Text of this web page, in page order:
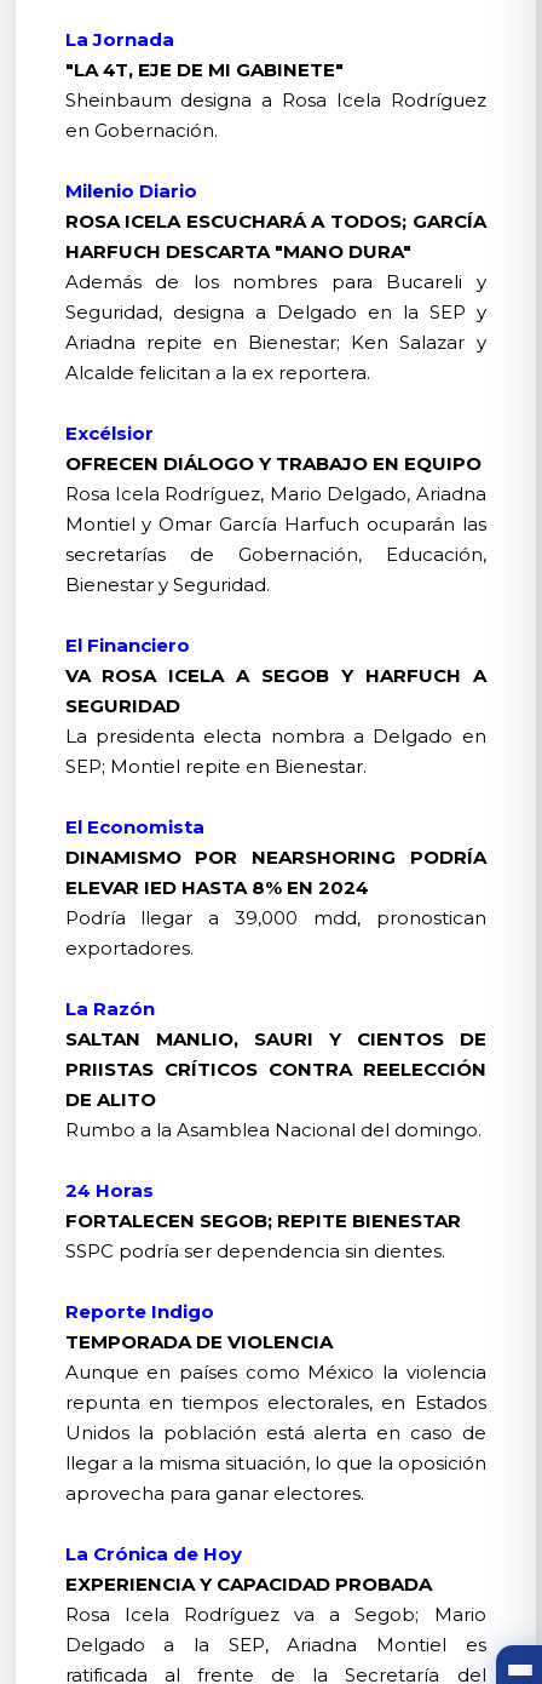
La Jornada
"LA 4T, EJE DE MI GABINETE"
Sheinbaum designa a Rosa Icela Rodríguez
en Gobernación.
Milenio Diario
ROSA ICELA ESCUCHARÁ A TODOS; GARCÍA
HARFUCH DESCARTA "MANO DURA"
Además de los nombres para Bucareli y
Seguridad, designa a Delgado en la SEP y
Ariadna repite en Bienestar; Ken Salazar y
Alcalde felicitan a la ex reportera.
Excélsior
OFRECEN DIÁLOGO Y TRABAJO EN EQUIPO
Rosa Icela Rodríguez, Mario Delgado, Ariadna
Montiel y Omar García Harfuch ocuparán las
secretarías de Gobernación, Educación,
Bienestar y Seguridad.
El Financiero
VA ROSA ICELA A SEGOB Y HARFUCH A
SEGURIDAD
La presidenta electa nombra a Delgado en
SEP; Montiel repite en Bienestar.
El Economista
DINAMISMO POR NEARSHORING PODRÍA
ELEVAR IED HASTA 8% EN 2024
Podría llegar a 39,000 mdd, pronostican
exportadores.
La Razón
SALTAN MANLIO, SAURI Y CIENTOS DE
PRIISTAS CRÍTICOS CONTRA REELECCIÓN
DE ALITO
Rumbo a la Asamblea Nacional del domingo.
24 Horas
FORTALECEN SEGOB; REPITE BIENESTAR
SSPC podría ser dependencia sin dientes.
Reporte Indigo
TEMPORADA DE VIOLENCIA
Aunque en países como México la violencia
repunta en tiempos electorales, en Estados
Unidos la población está alerta en caso de
llegar a la misma situación, lo que la oposición
aprovecha para ganar electores.
La Crónica de Hoy
EXPERIENCIA Y CAPACIDAD PROBADA
Rosa Icela Rodríguez va a Segob; Mario
Delgado a la SEP, Ariadna Montiel es
ratificada al frente de la Secretaría del